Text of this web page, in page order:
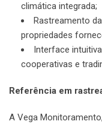
climática integrada;
Rastreamento
propriedades
Interface
cooperativas e
Referência em
A Vega